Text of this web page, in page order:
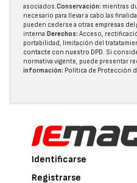
asociados.Conservación: mientras
necesario para llevar a cabo las
pueden cederse a otras empresas del
interna.Derechos: Acceso,
portabilidad, limitación del
contacte con nuestro DPD. Si
normativa vigente, puede presentar
información: Política de Protección
Identificarse
Registrarse